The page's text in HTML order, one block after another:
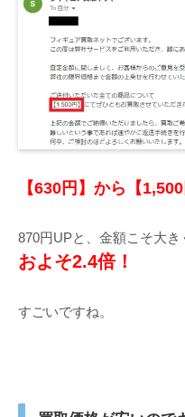
【630円】から【
870円UPと、金額こそ大
およそ2.4倍！
すごいですね。